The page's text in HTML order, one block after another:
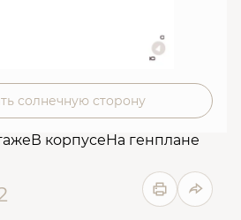
солнечную сторону
В корпусеНа генплане